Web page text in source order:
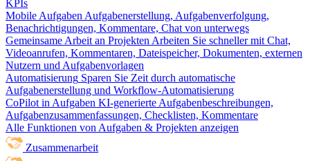
KPIs
Mobile Aufgaben Aufgabenerstellung, Aufgabenverfolgung,
Benachrichtigungen, Kommentare, Chat von unterwegs
Gemeinsame Arbeit an Projekten Arbeiten Sie schneller mit Chat,
Videoanrufen, Kommentaren, Dateispeicher, Dokumenten, externen
Nutzern und Aufgabenvorlagen
Automatisierung Sparen Sie Zeit durch automatische
Aufgabenerstellung und Workflow-Automatisierung
CoPilot in Aufgaben KI-generierte Aufgabenbeschreibungen,
Aufgabenzusammenfassungen, Checklisten, Kommentare
Alle Funktionen von Aufgaben & Projekten anzeigen
Zusammenarbeit